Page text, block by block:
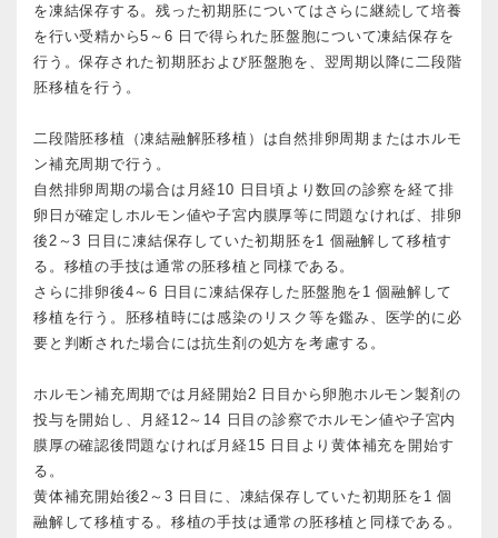
を凍結保存する。残った初期胚についてはさらに継続して培養
を行い受精から5～6 日で得られた胚盤胞について凍結保存を
行う。保存された初期胚および胚盤胞を、翌周期以降に二段階
胚移植を行う。
二段階胚移植（凍結融解胚移植）は自然排卵周期またはホルモ
ン補充周期で行う。
自然排卵周期の場合は月経10 日目頃より数回の診察を経て排
卵日が確定しホルモン値や子宮内膜厚等に問題なければ、排卵
後2～3 日目に凍結保存していた初期胚を1 個融解して移植す
る。移植の手技は通常の胚移植と同様である。
さらに排卵後4～6 日目に凍結保存した胚盤胞を1 個融解して
移植を行う。胚移植時には感染のリスク等を鑑み、医学的に必
要と判断された場合には抗生剤の処方を考慮する。
ホルモン補充周期では月経開始2 日目から卵胞ホルモン製剤の
投与を開始し、月経12～14 日目の診察でホルモン値や子宮内
膜厚の確認後問題なければ月経15 日目より黄体補充を開始す
る。
黄体補充開始後2～3 日目に、凍結保存していた初期胚を1 個
融解して移植する。移植の手技は通常の胚移植と同様である。